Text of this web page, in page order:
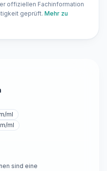
offiziellen Fachinformation
geprüft. Mehr zu
ml
ml
sind eine